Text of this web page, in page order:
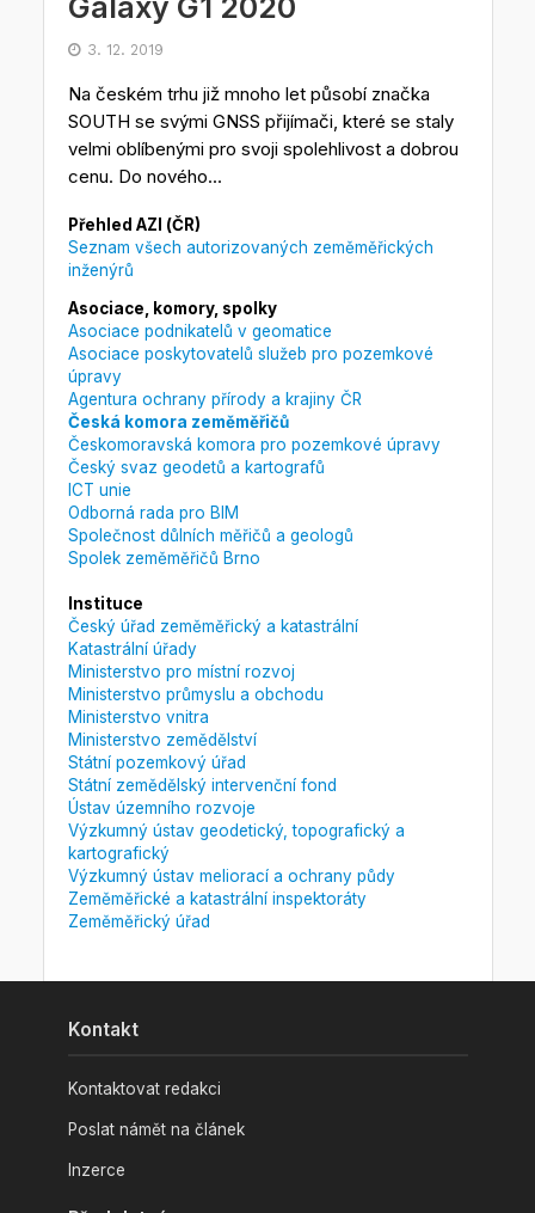
3. 12. 2019
Na českém trhu již mnoho let působí značka
SOUTH se svými GNSS přijímači, které se staly
velmi oblíbenými pro svoji spolehlivost a dobrou
cenu. Do nového...
Přehled AZI (ČR)
Seznam všech autorizovaných zeměměřických
inženýrů
Asociace, komory, spolky
Asociace podnikatelů v geomatice
Asociace poskytovatelů služeb pro pozemkové
úpravy
Agentura ochrany přírody a krajiny ČR
Česká komora zeměměřičů
Českomoravská komora pro pozemkové úpravy
Český svaz geodetů a kartografů
ICT unie
Odborná rada pro BIM
Společnost důlních měřičů a geologů
Spolek zeměměřičů Brno
Instituce
Český úřad zeměměřický a katastrální
Katastrální úřady
Ministerstvo pro místní rozvoj
Ministerstvo průmyslu a obchodu
Ministerstvo vnitra
Ministerstvo zemědělství
Státní pozemkový úřad
Státní zemědělský intervenční fond
Ústav územního rozvoje
Výzkumný ústav geodetický, topografický a
kartografický
Výzkumný ústav meliorací a ochrany půdy
Zeměměřické a katastrální inspektoráty
Zeměměřický úřad
Kontakt
Kontaktovat redakci
Poslat námět na článek
Inzerce